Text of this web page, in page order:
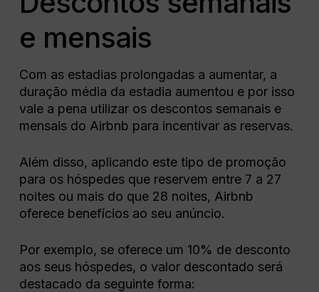
e mensais
Com as estadias prolongadas a aumentar, a
duração média da estadia aumentou e por isso
vale a pena utilizar os descontos semanais e
mensais do Airbnb para incentivar as reservas.
Além disso, aplicando este tipo de promoção
para os hóspedes que reservem entre 7 a 27
noites ou mais do que 28 noites, Airbnb
oferece benefícios ao seu anúncio.
Por exemplo, se oferece um 10% de desconto
aos seus hóspedes, o valor descontado será
destacado da seguinte forma: